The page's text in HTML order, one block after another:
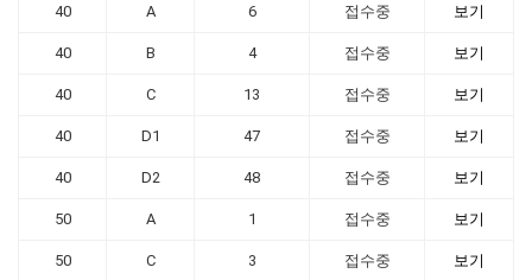
40 A 6 접수중 보기
40 B 4 접수중 보기
40 C 13 접수중 보기
40 D1 47 접수중 보기
40 D2 48 접수중 보기
50 A 1 접수중 보기
50 C 3 접수중 보기